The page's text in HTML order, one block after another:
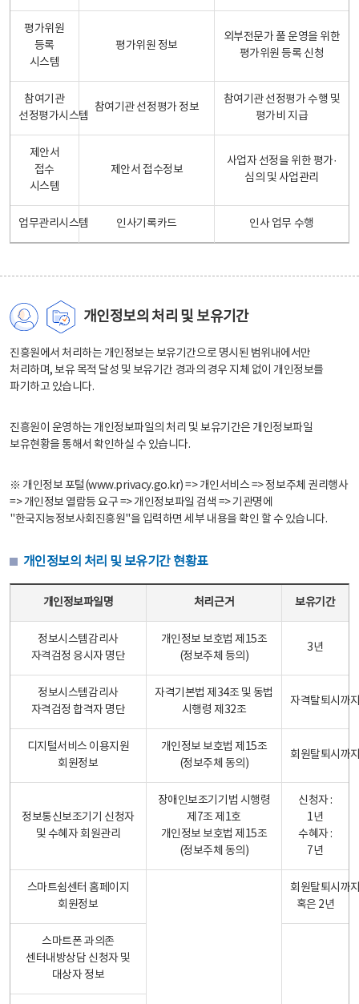
평가위원
등록
시스템
평가위원 정보
외부전문가 풀 운영을 위한
평가위원 등록 신청
참여기관
선정평가시스템
참여기관 선정평가 정보
참여기관 선정평가 수행 및
평가비 지급
제안서
접수
시스템
제안서 접수정보
사업자 선정을 위한 평가·
심의 및 사업관리
업무관리시스템 인사기록카드 인사 업무 수행
개인정보의 처리 및 보유기간
진흥원에서 처리하는 개인정보는 보유기간으로 명시된 범위내에서만
처리하며, 보유 목적 달성 및 보유기간 경과의 경우 지체 없이 개인정보를
파기하고 있습니다.
진흥원이 운영하는 개인정보파일의 처리 및 보유기간은 개인정보파일
보유현황을 통해서 확인하실 수 있습니다.
※ 개인정보 포털(www.privacy.go.kr) => 개인서비스 => 정보주체 권리행사
=> 개인정보 열람등 요구 => 개인정보파일 검색 => 기관명에
"한국지능정보사회진흥원"을 입력하면 세부 내용을 확인 할 수 있습니다.
개인정보의 처리 및 보유기간 현황표
개인정보파일명 처리근거 보유기간
정보시스템감리사
자격검정 응시자 명단
개인정보 보호법 제15조
(정보주체 등의)
3년
정보시스템감리사
자격검정 합격자 명단
자격기본법 제34조 및 동법
시행령 제32조
자격탈퇴시까
디지털서비스 이용지원
회원정보
개인정보 보호법 제15조
(정보주체 동의)
회원탈퇴시까
정보통신보조기기 신청자
및 수혜자 회원관리
장애인보조기기법 시행령
제7조 제1호
개인정보 보호법 제15조
(정보주체 동의)
신청자 :
1년
수혜자 :
7년
스마트쉼센터 홈페이지
회원정보
회원탈퇴시까
혹은 2년
스마트폰 과의존
센터내방상담 신청자 및
대상자 정보